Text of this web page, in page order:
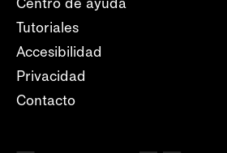
Tutoriales
Accesibilidad
Privacidad
Contacto